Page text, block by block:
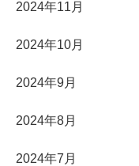
2024年11月
2024年10月
2024年9月
2024年8月
2024年7月